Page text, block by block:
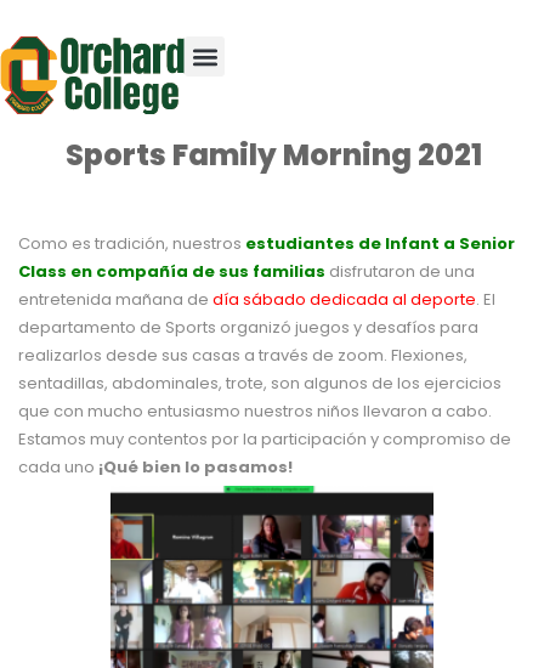
Sports Family Morning 2021
Como es tradición, nuestros estudiantes de Infant a Senior
Class en compañía de sus familias disfrutaron de una
entretenida mañana de día sábado dedicada al deporte. El
departamento de Sports organizó juegos y desafíos para
realizarlos desde sus casas a través de zoom. Flexiones,
sentadillas, abdominales, trote, son algunos de los ejercicios
que con mucho entusiasmo nuestros niños llevaron a cabo.
Estamos muy contentos por la participación y compromiso de
cada uno ¡Qué bien lo pasamos!